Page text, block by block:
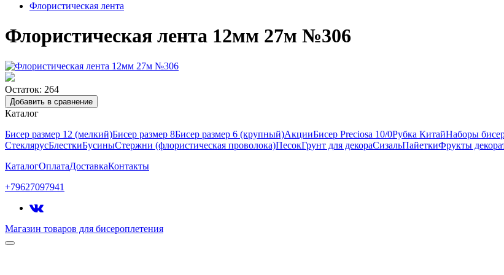
Флористическая лента
Флористическая лента 12мм 27м №306
Остаток: 264
Добавить в сравнение
Каталог
Бисер размер 12 (мелкий)Бисер размер 8Бисер размер 6 (крупный)АкцииБисер Preciosa 10/0Рубка КитайНаборы
СтеклярусБлесткиБусиныСтержни (флористическая проволока)ПесокГрунт для декораСизальПайеткиФрукты
КаталогОплатаДоставкаКонтакты
+79627097941
Магазин товаров для бисероплетения